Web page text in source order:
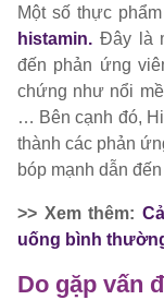
Một số thực
histamin. Đây là
đến phản ứng
chứng như nổi
… Bên cạnh đó,
thành các phản
bóp mạnh dẫn
>> Xem thêm:
uống bình
Do gặp vấn